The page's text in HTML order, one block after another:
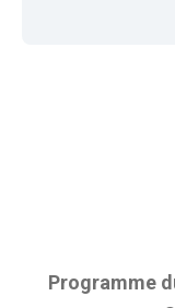
Programme